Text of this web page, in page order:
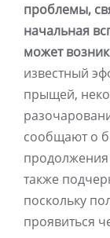
проблемы,
начальная
может
известный
прыщей,
сообщают о
также
поскольку
проявиться